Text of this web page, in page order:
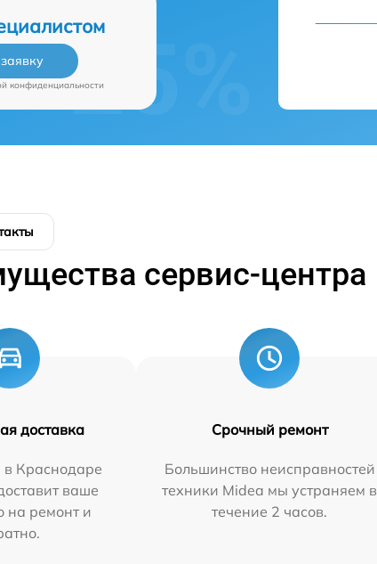
конфиденциальности
сервис-центра
доставка
Краснодаре
ваше
на ремонт и
Срочный ремонт
Большинство неисправностей
техники Midea мы устраняем в
течение 2 часов.